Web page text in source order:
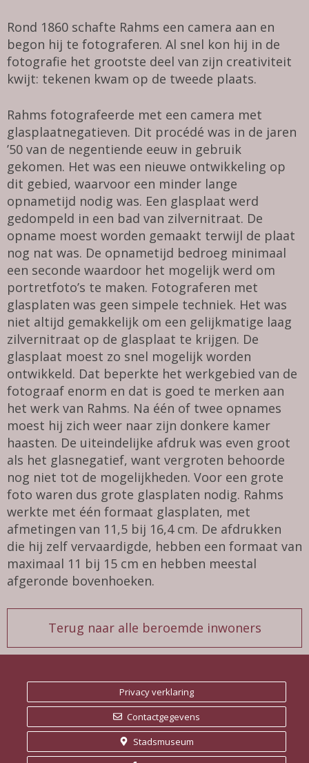
Rond 1860 schafte Rahms een camera aan en
begon hij te fotograferen. Al snel kon hij in de
fotografie het grootste deel van zijn creativiteit
kwijt: tekenen kwam op de tweede plaats.
Rahms fotografeerde met een camera met
glasplaatnegatieven. Dit procédé was in de jaren
’50 van de negentiende eeuw in gebruik
gekomen. Het was een nieuwe ontwikkeling op
dit gebied, waarvoor een minder lange
opnametijd nodig was. Een glasplaat werd
gedompeld in een bad van zilvernitraat. De
opname moest worden gemaakt terwijl de plaat
nog nat was. De opnametijd bedroeg minimaal
een seconde waardoor het mogelijk werd om
portretfoto’s te maken. Fotograferen met
glasplaten was geen simpele techniek. Het was
niet altijd gemakkelijk om een gelijkmatige laag
zilvernitraat op de glasplaat te krijgen. De
glasplaat moest zo snel mogelijk worden
ontwikkeld. Dat beperkte het werkgebied van de
fotograaf enorm en dat is goed te merken aan
het werk van Rahms. Na één of twee opnames
moest hij zich weer naar zijn donkere kamer
haasten. De uiteindelijke afdruk was even groot
als het glasnegatief, want vergroten behoorde
nog niet tot de mogelijkheden. Voor een grote
foto waren dus grote glasplaten nodig. Rahms
werkte met één formaat glasplaten, met
afmetingen van 11,5 bij 16,4 cm. De afdrukken
die hij zelf vervaardigde, hebben een formaat van
maximaal 11 bij 15 cm en hebben meestal
afgeronde bovenhoeken.
Terug naar alle beroemde inwoners
Privacy verklaring
Contactgegevens
Stadsmuseum